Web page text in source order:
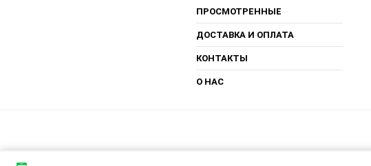
ПРОСМОТРЕННЫЕ
ДОСТАВКА И ОПЛАТА
КОНТАКТЫ
О НАС